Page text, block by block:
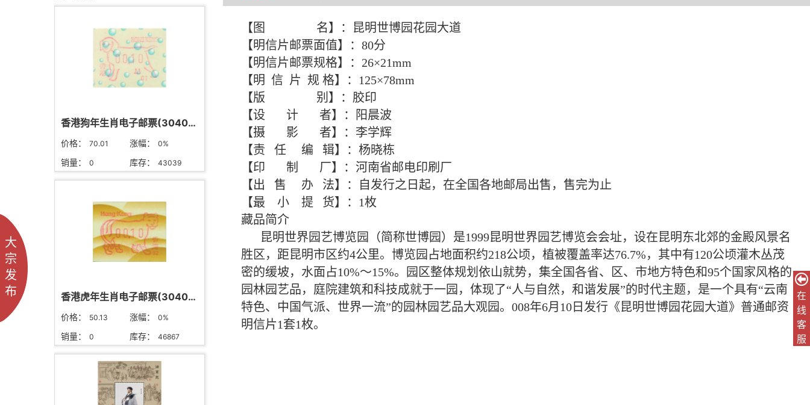
香港狗年生肖电子邮票(304019)
价格： 70.01 涨幅： 0%
销量： 0 库存： 43039
香港虎年生肖电子邮票(304020)
价格： 50.13 涨幅： 0%
销量： 0 库存： 46867
大
宗
发
布
在
线
客
服